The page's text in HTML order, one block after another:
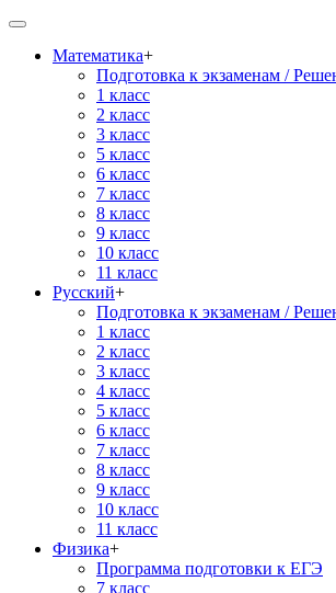
Математика+
Подготовка к экзаменам /
1 класс
2 класс
3 класс
5 класс
6 класс
7 класс
8 класс
9 класс
10 класс
11 класс
Русский+
Подготовка к экзаменам /
1 класс
2 класс
3 класс
4 класс
5 класс
6 класс
7 класс
8 класс
9 класс
10 класс
11 класс
Физика+
Программа подготовки к ЕГЭ
7 класс